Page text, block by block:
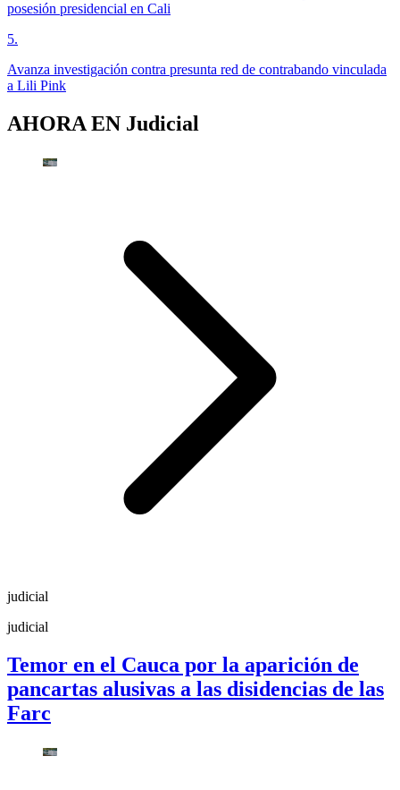
posesión presidencial en Cali
5.
Avanza investigación contra presunta red de contrabando vinculada
a Lili Pink
AHORA EN Judicial
judicial
judicial
Temor en el Cauca por la aparición de
pancartas alusivas a las disidencias de las
Farc